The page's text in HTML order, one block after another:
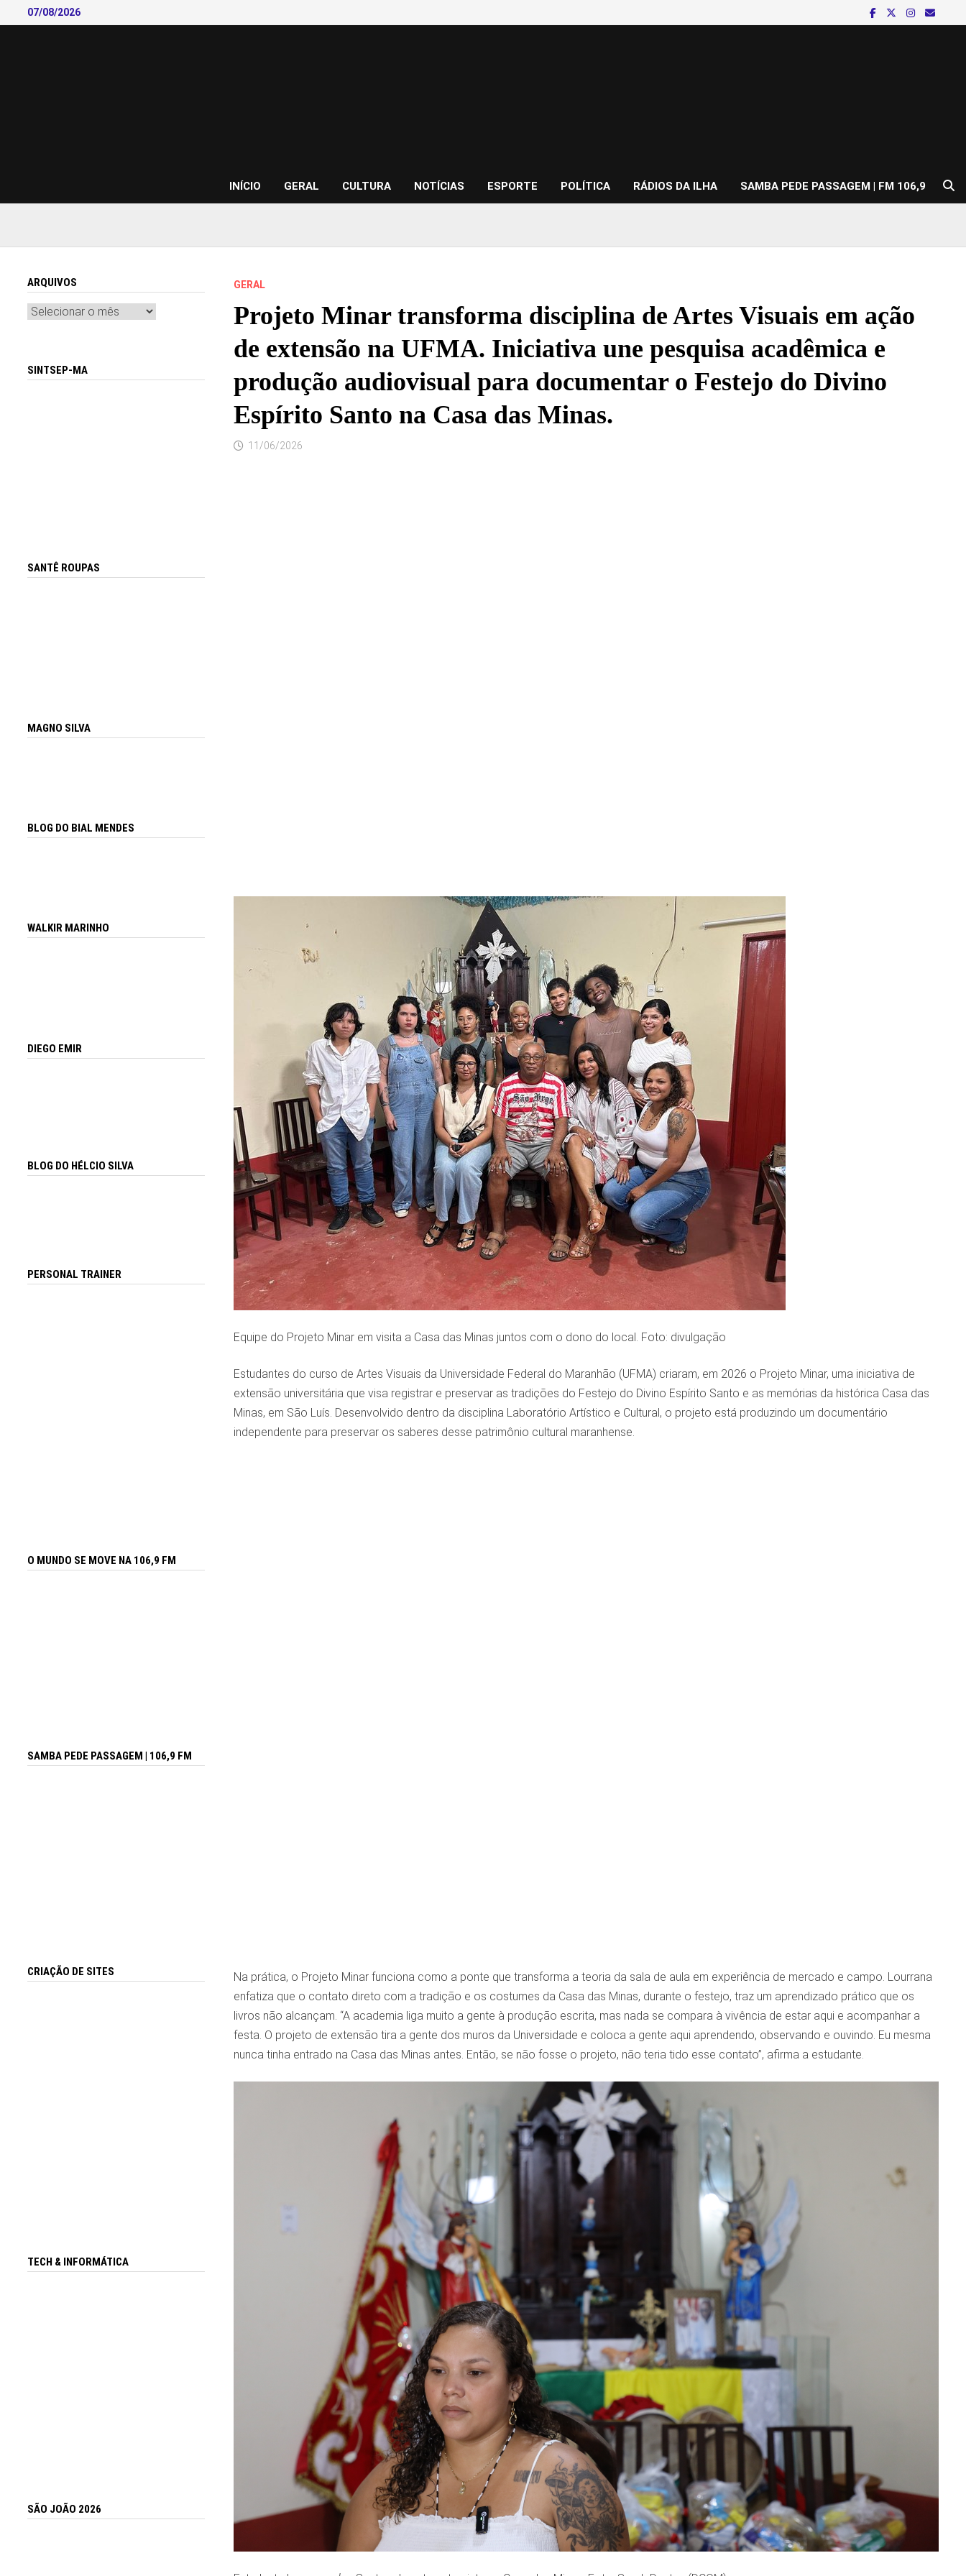
to
07/08/2026
INÍCIO GERAL CULTURA NOTÍCIAS ESPORTE POLÍTICA RÁDIOS DA ILHA SAMBA PEDE PASSAGEM | FM 106,9
GERAL
Projeto Minar transforma disciplina de Artes Visuais em ação
de extensão na UFMA. Iniciativa une pesquisa acadêmica e
produção audiovisual para documentar o Festejo do Divino
Espírito Santo na Casa das Minas.
11/06/2026
Equipe do Projeto Minar em visita a Casa das Minas juntos com o dono do local. Foto: divulgação
Estudantes do curso de Artes Visuais da Universidade Federal do Maranhão (UFMA) criaram, em 2026 o Projeto Minar, uma iniciativa de
extensão universitária que visa registrar e preservar as tradições do Festejo do Divino Espírito Santo e as memórias da histórica Casa das
Minas, em São Luís. Desenvolvido dentro da disciplina Laboratório Artístico e Cultural, o projeto está produzindo um documentário
independente para preservar os saberes desse patrimônio cultural maranhense.
Na prática, o Projeto Minar funciona como a ponte que transforma a teoria da sala de aula em experiência de mercado e campo. Lourrana
enfatiza que o contato direto com a tradição e os costumes da Casa das Minas, durante o festejo, traz um aprendizado prático que os
livros não alcançam. “A academia liga muito a gente à produção escrita, mas nada se compara à vivência de estar aqui e acompanhar a
festa. O projeto de extensão tira a gente dos muros da Universidade e coloca a gente aqui aprendendo, observando e ouvindo. Eu mesma
nunca tinha entrado na Casa das Minas antes. Então, se não fosse o projeto, não teria tido esse contato”, afirma a estudante.
ARQUIVOS
Arquivos
SINTSEP-MA
SANTÊ ROUPAS
MAGNO SILVA
BLOG DO BIAL MENDES
WALKIR MARINHO
DIEGO EMIR
BLOG DO HÉLCIO SILVA
PERSONAL TRAINER
O MUNDO SE MOVE NA 106,9 FM
SAMBA PEDE PASSAGEM | 106,9 FM
CRIAÇÃO DE SITES
TECH & INFORMÁTICA
SÃO JOÃO 2026